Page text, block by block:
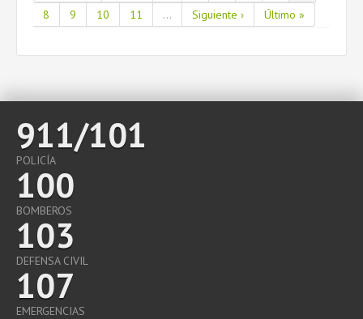
8
9 10 11 ... Siguiente › Último »
911/101
POLICÍA
100
BOMBEROS
103
DEFENSA CIVIL
107
EMERGENCIAS